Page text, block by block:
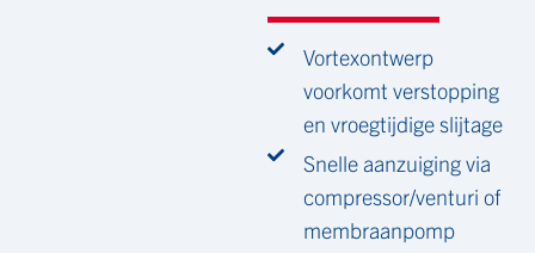
Vortexontwerp
voorkomt verstopping
en vroegtijdige slijtage
Snelle aanzuiging via
compressor/venturi of
membraanpomp